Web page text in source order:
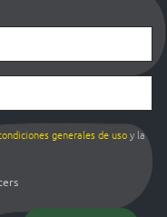
generales de usoy la